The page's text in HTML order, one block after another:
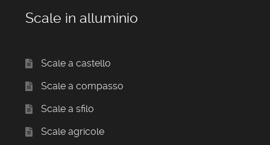
Scale in alluminio
Scale a castello
Scale a compasso
Scale a sfilo
Scale agricole